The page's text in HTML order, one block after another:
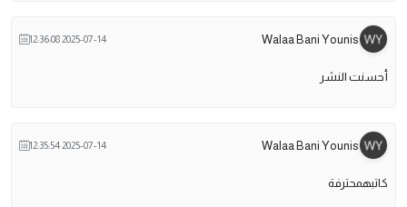
Walaa Bani Younis
2025-07-14 12:36:08
أحسنت النشر
Walaa Bani Younis
2025-07-14 12:35:54
كاتبهمحترفة